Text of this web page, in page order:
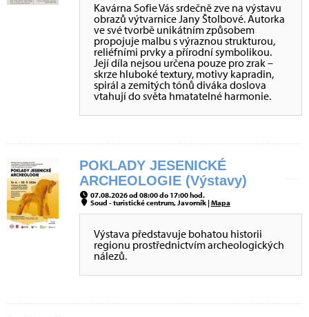
Kavárna Sofie Vás srdečně zve na výstavu
obrazů výtvarnice Jany Štolbové. Autorka
ve své tvorbě unikátním způsobem
propojuje malbu s výraznou strukturou,
reliéfními prvky a přírodní symbolikou.
Její díla nejsou určena pouze pro zrak –
skrze hluboké textury, motivy kapradin,
spirál a zemitých tónů diváka doslova
vtahují do světa hmatatelné harmonie.
POKLADY JESENICKÉ
ARCHEOLOGIE (Výstavy)
07.08.2026 od 08:00 do 17:00 hod.
Soud - turistické centrum, Javorník |Mapa
Výstava představuje bohatou historii
regionu prostřednictvím archeologických
nálezů.